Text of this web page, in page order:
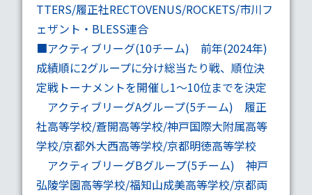
TTERS/履正社RECTOVENUS/ROCKETS/市川フ
ェザント・BLESS連合
■アクティブリーグ(10チーム) 前年(2024年)
成績順に2グループに分け総当たり戦、順位決
定戦トーナメントを開催し1～10位までを決定
アクティブリーグAグループ(5チーム) 履正
社高等学校/蒼開高等学校/神戸国際大附属高等
学校/京都外大西高等学校/京都明徳高等学校
アクティブリーグBグループ(5チーム) 神戸
弘陵学園高等学校/福知山成美高等学校/京都両